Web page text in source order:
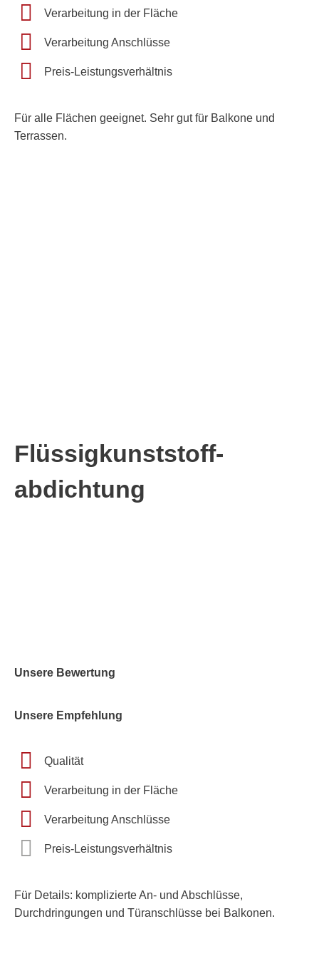
Verarbeitung in der Fläche
Verarbeitung Anschlüsse
Preis-Leistungsverhältnis
Für alle Flächen geeignet. Sehr gut für Balkone und
Terrassen.
Flüssigkunststoff­­
abdichtung
Unsere Bewertung
Unsere Empfehlung
Qualität
Verarbeitung in der Fläche
Verarbeitung Anschlüsse
Preis-Leistungsverhältnis
Für Details: komplizierte An- und Abschlüsse,
Durchdringungen und Türanschlüsse bei Balkonen.